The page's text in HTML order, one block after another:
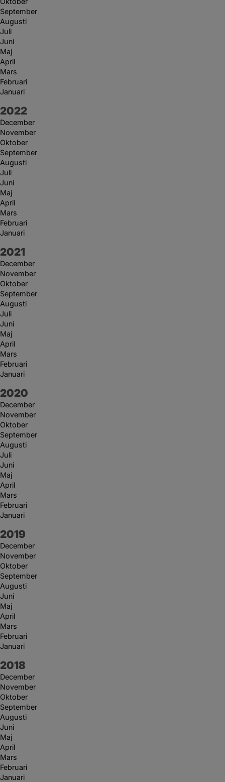
September
Augusti
Juli
Juni
Maj
April
Mars
Februari
Januari
År:
2022
December
November
Oktober
September
Augusti
Juli
Juni
Maj
April
Mars
Februari
Januari
År:
2021
December
November
Oktober
September
Augusti
Juli
Juni
Maj
April
Mars
Februari
Januari
År:
2020
December
November
Oktober
September
Augusti
Juli
Juni
Maj
April
Mars
Februari
Januari
År:
2019
December
November
Oktober
September
Augusti
Juni
Maj
April
Mars
Februari
Januari
År:
2018
December
November
Oktober
September
Augusti
Juni
Maj
April
Mars
Februari
Januari